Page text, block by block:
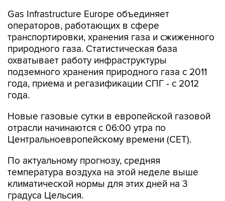
Gas Infrastructure Europe объединяет
операторов, работающих в сфере
транспортировки, хранения газа и сжиженного
природного газа. Статистическая база
охватывает работу инфраструктуры
подземного хранения природного газа с 2011
года, приема и регазификации СПГ - с 2012
года.
Новые газовые сутки в европейской газовой
отрасли начинаются c 06:00 утра по
Центральноевропейскому времени (CET).
По актуальному прогнозу, средняя
температура воздуха на этой неделе выше
климатической нормы для этих дней на 3
градуса Цельсия.